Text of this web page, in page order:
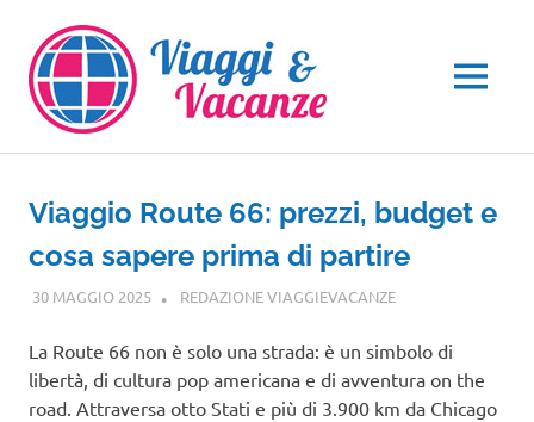
contenuto
MENU
Viaggio Route 66: prezzi, budget e
cosa sapere prima di partire
30 MAGGIO 2025 REDAZIONE VIAGGIEVACANZEVIAGGI NEL
La Route 66 non è solo una strada: è un simbolo di
libertà, di cultura pop americana e di avventura on the
road. Attraversa otto Stati e più di 3.900 km da Chicago